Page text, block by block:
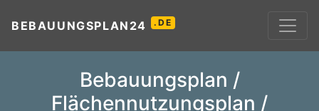
BEBAUUNGSPLAN24 .DE
Bebauungsplan /
Flächennutzungsplan /